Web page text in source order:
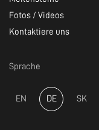
Fotos / Videos
Kontaktiere uns
Sprache
EN DE SK